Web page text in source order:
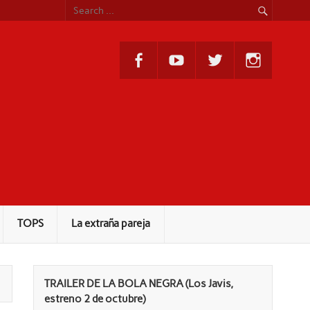
TOPS La extraña pareja
TRAILER DE LA BOLA NEGRA (Los Javis,
estreno 2 de octubre)